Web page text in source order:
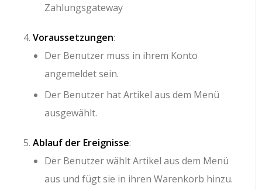
Zahlungsgateway
Voraussetzungen:
Der Benutzer muss in ihrem Konto
angemeldet sein.
Der Benutzer hat Artikel aus dem Menü
ausgewählt.
Ablauf der Ereignisse:
Der Benutzer wählt Artikel aus dem Menü
aus und fügt sie in ihren Warenkorb hinzu.